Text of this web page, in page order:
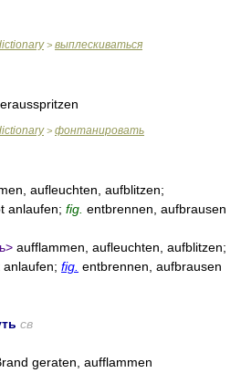
> выплескиваться
> фонтанировать
aufleuchten, aufblitzen;
anlaufen; fig. entbrennen, aufbrausen
aufflammen, aufleuchten, aufblitzen;
fig. entbrennen, aufbrausen
св
geraten, aufflammen